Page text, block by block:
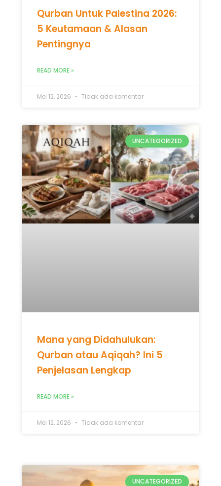
Qurban Untuk Palestina 2026:
5 Keutamaan & Alasan
Pentingnya
READ MORE »
Mei 12, 2026 Tidak ada komentar
UNCATEGORIZED
Mana yang Didahulukan:
Qurban atau Aqiqah? Ini 5
Penjelasan Lengkap
READ MORE »
Mei 12, 2026 Tidak ada komentar
UNCATEGORIZED